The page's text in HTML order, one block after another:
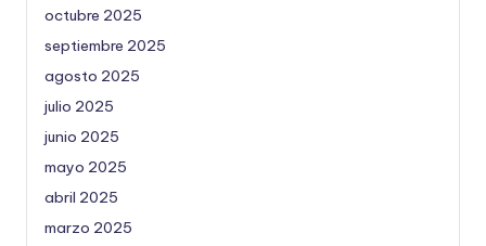
octubre 2025
septiembre 2025
agosto 2025
julio 2025
junio 2025
mayo 2025
abril 2025
marzo 2025